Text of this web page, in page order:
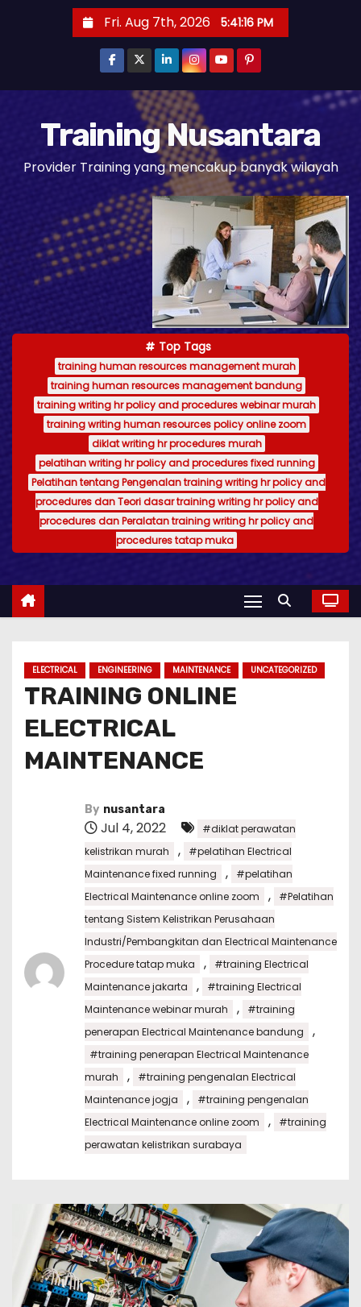
t
Fri. Aug 7th, 2026 5:41:17 PM
Training Nusantara
Provider Training yang mencakup banyak wilayah
Top Tags
training human resources management murah
training human resources management bandung
training writing hr policy and procedures webinar murah
training writing human resources policy online zoom
diklat writing hr procedures murah
pelatihan writing hr policy and procedures fixed running
Pelatihan tentang Pengenalan training writing hr policy and
procedures dan Teori dasar training writing hr policy and
procedures dan Peralatan training writing hr policy and
procedures tatap muka
ELECTRICAL ENGINEERING MAINTENANCE UNCATEGORIZED
TRAINING ONLINE
ELECTRICAL
MAINTENANCE
By nusantara
Jul 4, 2022
#diklat perawatan
kelistrikan murah
,
#pelatihan Electrical
Maintenance fixed running
,
#pelatihan
Electrical Maintenance online zoom
,
#Pelatihan
tentang Sistem Kelistrikan Perusahaan
Industri/Pembangkitan dan Electrical Maintenance
Procedure tatap muka
,
#training Electrical
Maintenance jakarta
,
#training Electrical
Maintenance webinar murah
,
#training
penerapan Electrical Maintenance bandung
,
#training penerapan Electrical Maintenance
murah
,
#training pengenalan Electrical
Maintenance jogja
,
#training pengenalan
Electrical Maintenance online zoom
,
#training
perawatan kelistrikan surabaya